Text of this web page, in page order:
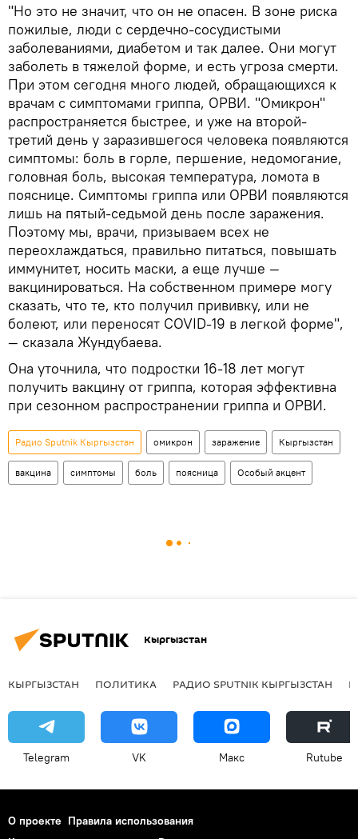
"Но это не значит, что он не опасен. В зоне риска
пожилые, люди с сердечно-сосудистыми
заболеваниями, диабетом и так далее. Они могут
заболеть в тяжелой форме, и есть угроза смерти.
При этом сегодня много людей, обращающихся к
врачам с симптомами гриппа, ОРВИ. "Омикрон"
распространяется быстрее, и уже на второй-
третий день у заразившегося человека появляются
симптомы: боль в горле, першение, недомогание,
головная боль, высокая температура, ломота в
пояснице. Симптомы гриппа или ОРВИ появляются
лишь на пятый-седьмой день после заражения.
Поэтому мы, врачи, призываем всех не
переохлаждаться, правильно питаться, повышать
иммунитет, носить маски, а еще лучше —
вакцинироваться. На собственном примере могу
сказать, что те, кто получил прививку, или не
болеют, или переносят COVID-19 в легкой форме",
— сказала Жундубаева.
Она уточнила, что подростки 16-18 лет могут
получить вакцину от гриппа, которая эффективна
при сезонном распространении гриппа и ОРВИ.
Радио Sputnik Кыргызстан омикрон заражение Кыргызстан
вакцина симптомы боль поясница Особый акцент
Кыргызстан
КЫРГЫЗСТАН ПОЛИТИКА РАДИО SPUTNIK КЫРГЫЗСТАН
Telegram VK Макс Rutube
О проекте Правила использования